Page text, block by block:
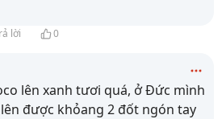
lời 0
lên xanh tươi quá, ở Đức mình
được khỏang 2 đốt ngón tay